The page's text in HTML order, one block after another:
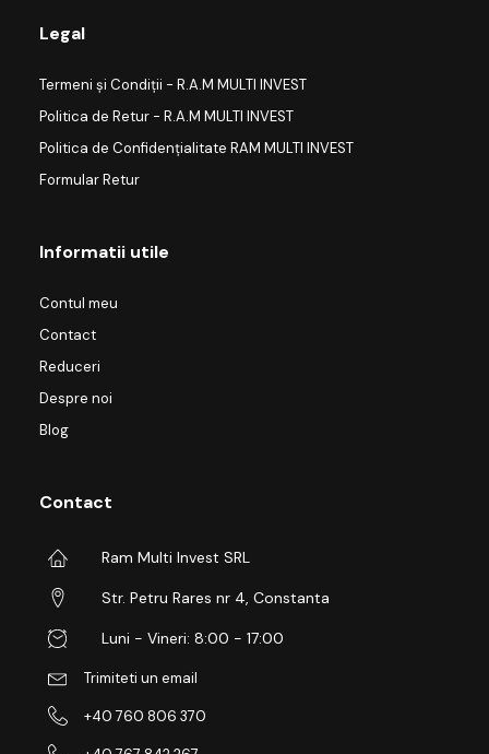
Legal
Termeni și Condiții - R.A.M MULTI INVEST
Politica de Retur - R.A.M MULTI INVEST
Politica de Confidențialitate RAM MULTI INVEST
Formular Retur
Informatii utile
Contul meu
Contact
Reduceri
Despre noi
Blog
Contact
Ram Multi Invest SRL
Str. Petru Rares nr 4, Constanta
Luni - Vineri: 8:00 - 17:00
Trimiteti un email
+40 760 806 370